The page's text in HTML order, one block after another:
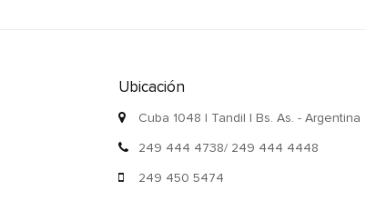
Ubicación
Cuba 1048 | Tandil | Bs. As. - Argentina
249 444 4738/ 249 444 4448
249 450 5474